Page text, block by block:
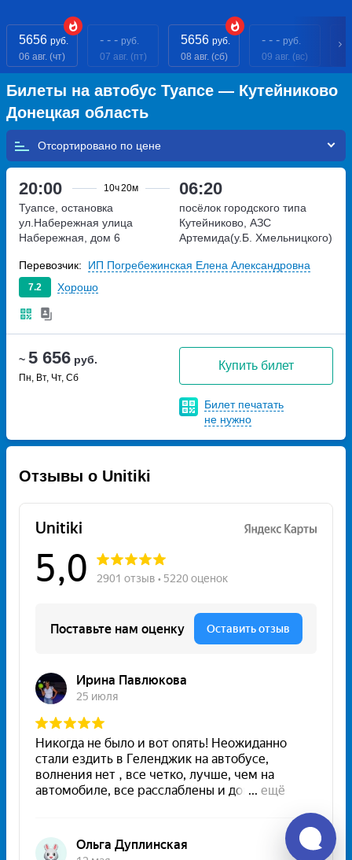
5656 руб.
06 авг. (чт)
- - - руб.
07 авг. (пт)
5656 руб.
08 авг. (сб)
- - - руб.
09 авг. (вс)
Билеты на автобус Туапсе — Кутейниково
Донецкая область
Отсортировано по
20:00 10ч20м 06:20
~ 5 656 руб.
Пн, Вт, Чт, Сб
Купить билет
Билет печатать
не нужно
Туапсе, остановка
ул.Набережная улица
Набережная, дом 6
посёлок городского типа
Кутейниково, АЗС
Артемида(у.Б. Хмельницкого)
7.2 Хорошо
Перевозчик: ИП Погребежинская Елена Александровна
Отзывы о Unitiki